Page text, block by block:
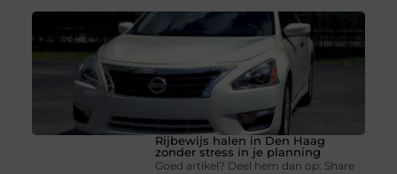
Rijbewijs halen in Den Haag
zonder stress in je planning
Goed artikel? Deel hem dan op: Share